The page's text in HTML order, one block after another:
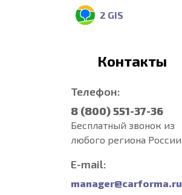
2 GIS
Контакты
Телефон:
8 (800) 551-37-36
Бесплатный звонок из
любого региона России
E-mail:
manager@carforma.ru